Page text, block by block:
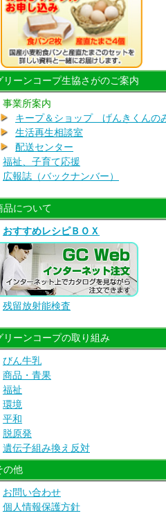
リーンコープ生協さがのご案内
事業所案内
キープ＆ショップ げんきくんの
生活再生相談室
配送センター
福祉、子育て応援
広報誌（バックナンバー）
品について
おすすめレシピＢＯＸ
残留放射能検査
リーンコープの取り組み
びん牛乳
商品・青果
福祉
環境
平和
脱原発
遺伝子組み換え反対
の他
お問い合わせ
個人情報保護方針